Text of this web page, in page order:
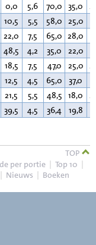
0,0 5,6 70,0 35,0
10,5 5,5 58,0 25,0
22,0 7,5 65,0 28,0
48,5 4,2 35,0 22,0
18,5 7,5 47,0 25,0
12,5 4,5 65,0 37,0
21,5 5,5 48,5 18,0
39,5 4,5 36,4 19,8
TOP
per portie | Top 10 |
| Nieuws | Boeken